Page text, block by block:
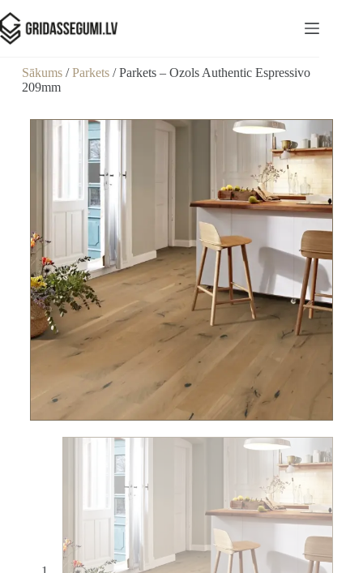
Sākums/Parkets/ Parkets – Ozols Authentic Espressivo
209mm